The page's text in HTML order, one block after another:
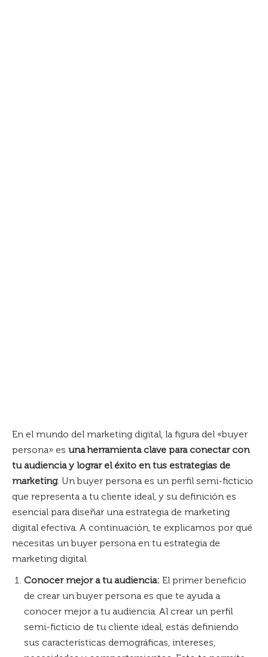
En el mundo del marketing digital, la figura del «buyer
persona» es una herramienta clave para conectar con
tu audiencia y lograr el éxito en tus estrategias de
marketing. Un buyer persona es un perfil semi-ficticio
que representa a tu cliente ideal, y su definición es
esencial para diseñar una estrategia de marketing
digital efectiva. A continuación, te explicamos por qué
necesitas un buyer persona en tu estrategia de
marketing digital.
Conocer mejor a tu audiencia: El primer beneficio
de crear un buyer persona es que te ayuda a
conocer mejor a tu audiencia. Al crear un perfil
semi-ficticio de tu cliente ideal, estás definiendo
sus características demográficas, intereses,